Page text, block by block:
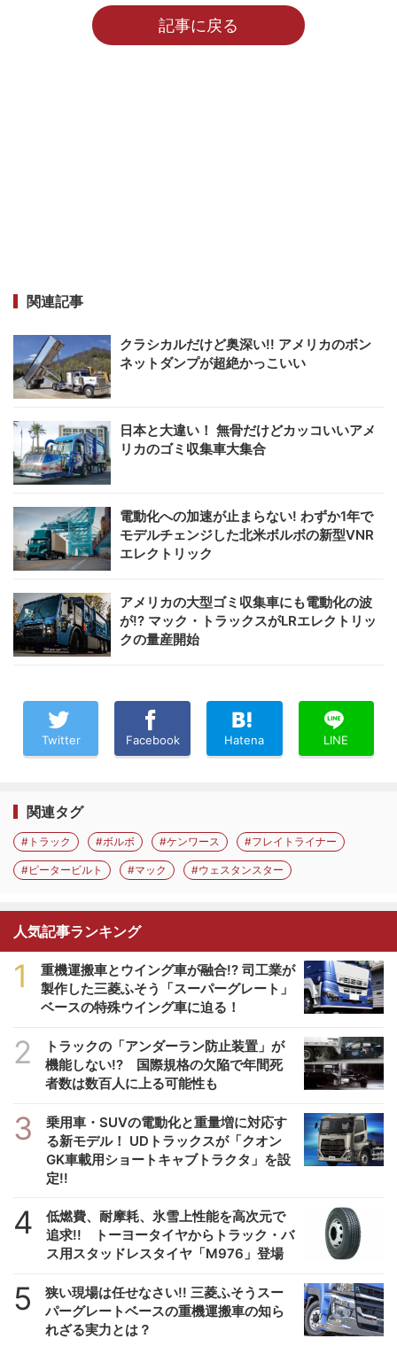
記事に戻る
関連記事
クラシカルだけど奥深い!! アメリカのボン
ネットダンプが超絶かっこいい
日本と大違い！ 無骨だけどカッコいいアメ
リカのゴミ収集車大集合
電動化への加速が止まらない! わずか1年で
モデルチェンジした北米ボルボの新型VNR
エレクトリック
アメリカの大型ゴミ収集車にも電動化の波
が!? マック・トラックスがLRエレクトリッ
クの量産開始
Twitter Facebook Hatena LINE
関連タグ
#トラック #ボルボ #ケンワース #フレイトライナー
#ピータービルト #マック #ウェスタンスター
人気記事ランキング
1
重機運搬車とウイング車が融合!? 司工業が
製作した三菱ふそう「スーパーグレート」
ベースの特殊ウイング車に迫る！
2
トラックの「アンダーラン防止装置」が
機能しない!? 国際規格の欠陥で年間死
者数は数百人に上る可能性も
3
乗用車・SUVの電動化と重量増に対応す
る新モデル！ UDトラックスが「クオン
GK車載用ショートキャブトラクタ」を設
定!!
4
低燃費、耐摩耗、氷雪上性能を高次元で
追求!! トーヨータイヤからトラック・バ
ス用スタッドレスタイヤ「M976」登場
5
狭い現場は任せなさい!! 三菱ふそうスー
パーグレートベースの重機運搬車の知ら
れざる実力とは？